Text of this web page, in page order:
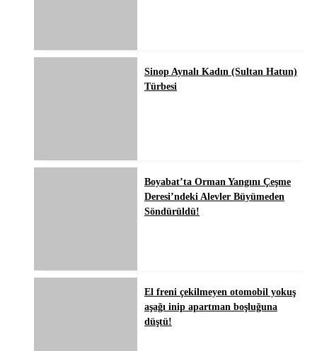
Sinop Aynalı Kadın (Sultan Hatun)
Türbesi
Boyabat’ta Orman Yangını Çeşme
Deresi’ndeki Alevler Büyümeden
Söndürüldü!
El freni çekilmeyen otomobil yokuş
aşağı inip apartman boşluğuna
düştü!